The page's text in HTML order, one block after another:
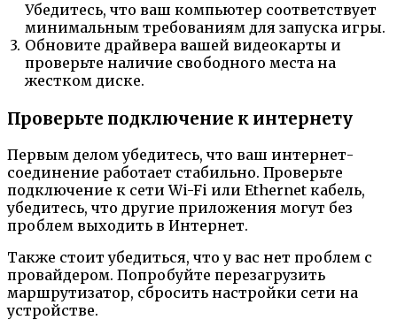
3.
Убедитесь, что ваш компьютер соответствует
минимальным требованиям для запуска игры.
Обновите драйвера вашей видеокарты и
проверьте наличие свободного места на
жестком диске.
Проверьте подключение к интернету
Первым делом убедитесь, что ваш интернет-
соединение работает стабильно. Проверьте
подключение к сети Wi-Fi или Ethernet кабель,
убедитесь, что другие приложения могут без
проблем выходить в Интернет.
Также стоит убедиться, что у вас нет проблем с
провайдером. Попробуйте перезагрузить
маршрутизатор, сбросить настройки сети на
устройстве.